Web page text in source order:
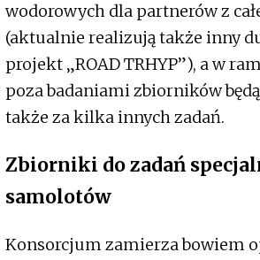
wodorowych dla partnerów z
(aktualnie realizują także inny
projekt „ROAD TRHYP”), a w
poza badaniami zbiorników
także za kilka innych zadań.
Zbiorniki do zadań
samolotów
Konsorcjum zamierza bowiem